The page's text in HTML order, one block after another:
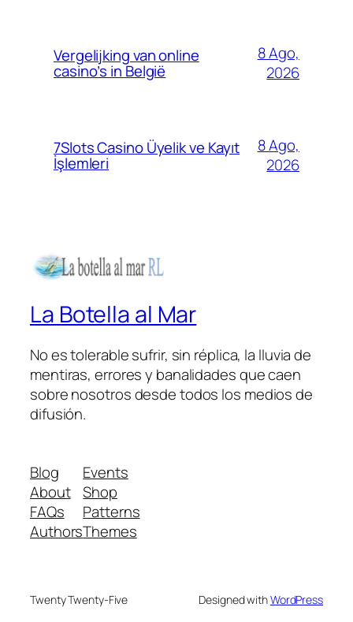
Vergelijking van online
casino’s in België
8 Ago,
2026
7Slots Casino Üyelik ve Kayıt
İşlemleri
8 Ago,
2026
La Botella al Mar
No es tolerable sufrir, sin réplica, la lluvia de
mentiras, errores y banalidades que caen
sobre nosotros desde todos los medios de
difusión.
Blog
About
FAQs
Authors
Events
Shop
Patterns
Themes
Twenty Twenty-Five Designed withWordPress